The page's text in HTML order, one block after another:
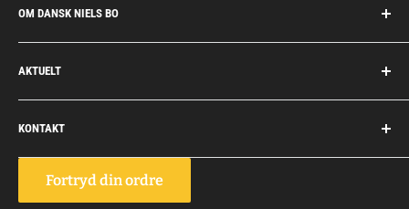
Fragt og retur
Privatkunder/erhverv
Fakturaaftale
OM DANSK NIELS BO
Om Dansk Niels Bo
Privatlivspolitik
Job
Personale
AKTUELT
Personlig rådgivning
Dokumentation
KONTAKT
Dansk Niels Bo
Vognmagervej 10, Snoghøj
Fortryd din ordre